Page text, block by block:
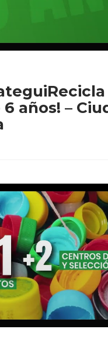
años! –